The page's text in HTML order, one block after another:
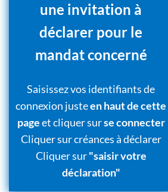
une invitation à
déclarer pour le
mandat concerné
Saisissez vos identifiants de
connexion justeen haut de cette
pageet cliquer surse connecter
Cliquer sur créances à déclarer
Cliquer sur"saisir votre
déclaration"